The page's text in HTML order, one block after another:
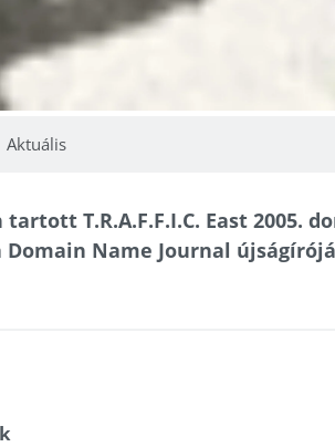
Aktuális
T.R.A.F.F.I.C. East 2005.
Domain Name Journal